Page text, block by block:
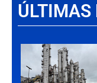
ÚLTIMAS